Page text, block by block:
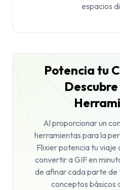
espacios
Potencia tu
Al proporcionar un
herramientas para la
Flixier potencia tu
convertir a GIF en
de afinar cada parte de
conceptos básicos